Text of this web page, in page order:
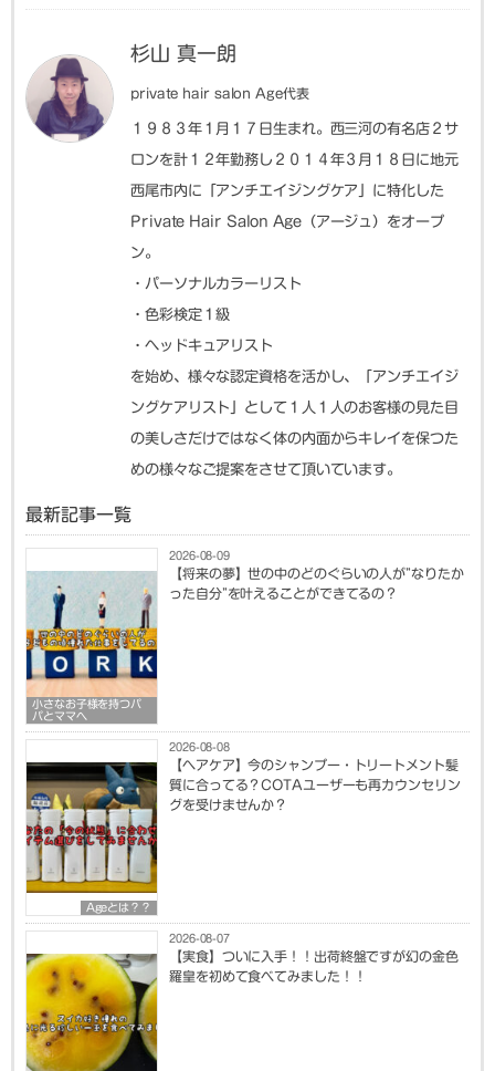
杉山 真一朗
private hair salon Age代表
１９８３年１月１７日生まれ。西三河の有名店２サ
ロンを計１２年勤務し２０１４年３月１８日に地元
西尾市内に「アンチエイジングケア」に特化した
Private Hair Salon Age（アージュ）をオープ
ン。
・パーソナルカラーリスト
・色彩検定１級
・ヘッドキュアリスト
を始め、様々な認定資格を活かし、「アンチエイジ
ングケアリスト」として１人１人のお客様の見た目
の美しさだけではなく体の内面からキレイを保つた
めの様々なご提案をさせて頂いています。
最新記事一覧
小さなお子様を持つパ
パとママへ
2026-08-09
【将来の夢】世の中のどのぐらいの人が”なりたか
った自分”を叶えることができてるの？
Ageとは？？
2026-08-08
【ヘアケア】今のシャンプー・トリートメント髪
質に合ってる？COTAユーザーも再カウンセリン
グを受けませんか？
2026-08-07
【実食】ついに入手！！出荷終盤ですが幻の金色
羅皇を初めて食べてみました！！